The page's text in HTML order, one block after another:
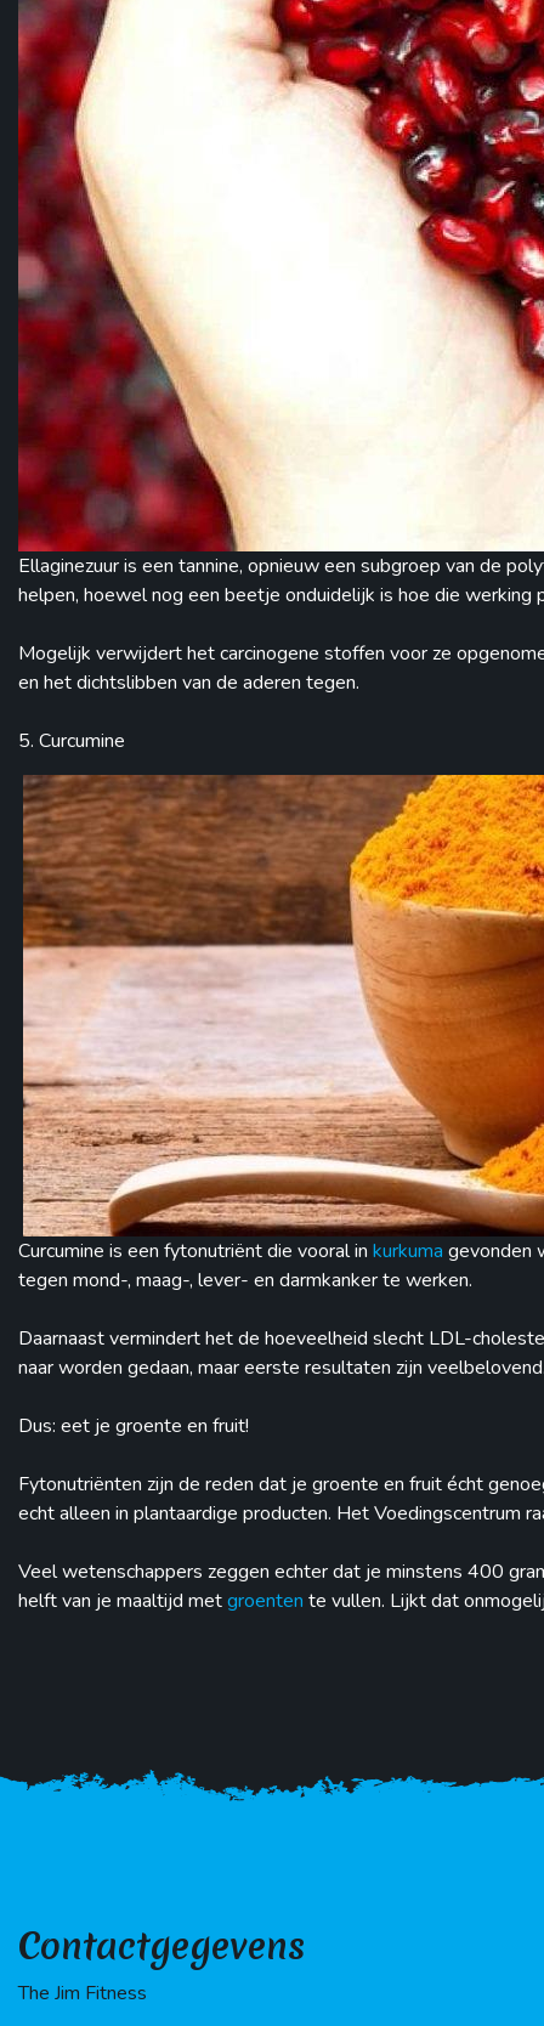
Ellaginezuur is een tannine, opnieuw een subgroep van de
helpen, hoewel nog een beetje onduidelijk is hoe die werking
Mogelijk verwijdert het carcinogene stoffen voor ze
en het dichtslibben van de aderen tegen.
5. Curcumine
Curcumine is een fytonutriënt die vooral in kurkuma gevonden
tegen mond-, maag-, lever- en darmkanker te werken.
Daarnaast vermindert het de hoeveelheid slecht LDL-
naar worden gedaan, maar eerste resultaten zijn
Dus: eet je groente en fruit!
Fytonutriënten zijn de reden dat je groente en fruit écht
echt alleen in plantaardige producten. Het Voedingscentrum
Veel wetenschappers zeggen echter dat je minstens 400
helft van je maaltijd metgroenten te vullen. Lijkt dat
Contactgegevens
The Jim Fitness